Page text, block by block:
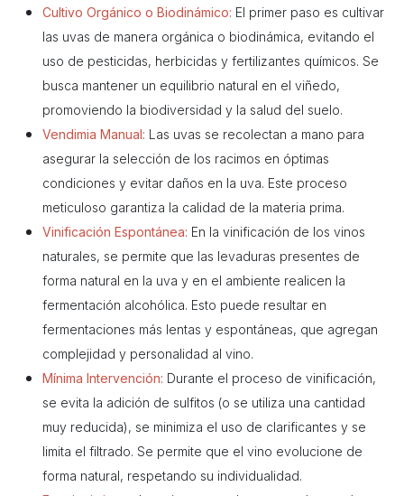
Cultivo Orgánico o Biodinámico: El primer paso es cultivar
las uvas de manera orgánica o biodinámica, evitando el
uso de pesticidas, herbicidas y fertilizantes químicos. Se
busca mantener un equilibrio natural en el viñedo,
promoviendo la biodiversidad y la salud del suelo.
Vendimia Manual: Las uvas se recolectan a mano para
asegurar la selección de los racimos en óptimas
condiciones y evitar daños en la uva. Este proceso
meticuloso garantiza la calidad de la materia prima.
Vinificación Espontánea: En la vinificación de los vinos
naturales, se permite que las levaduras presentes de
forma natural en la uva y en el ambiente realicen la
fermentación alcohólica. Esto puede resultar en
fermentaciones más lentas y espontáneas, que agregan
complejidad y personalidad al vino.
Mínima Intervención: Durante el proceso de vinificación,
se evita la adición de sulfitos (o se utiliza una cantidad
muy reducida), se minimiza el uso de clarificantes y se
limita el filtrado. Se permite que el vino evolucione de
forma natural, respetando su individualidad.